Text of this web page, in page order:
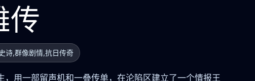
传
诗,群像剧情,抗日传奇
，用一部留声机和一叠传单，在沦陷区建立了一个情报王